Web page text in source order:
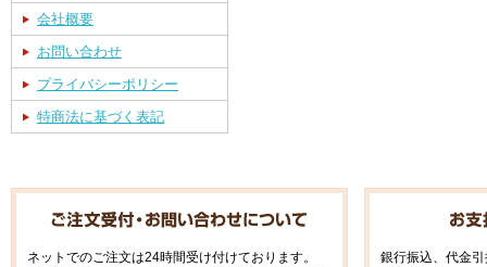
会社概要
お問い合わせ
プライバシーポリシー
特商法に基づく表記
ネットでのご注文は24時間受け付けております。
銀行振込、代金